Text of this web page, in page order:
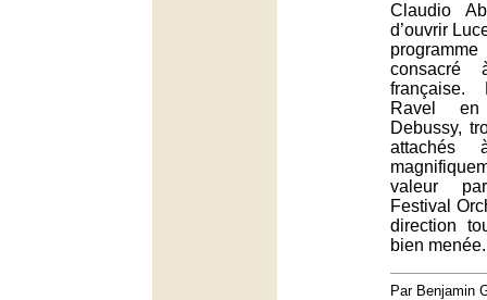
Claudio
d’ouvrir
consacré
Ravel
Debussy,
attachés
valeur
Festival
direction
bien menée.
Par Benjamin